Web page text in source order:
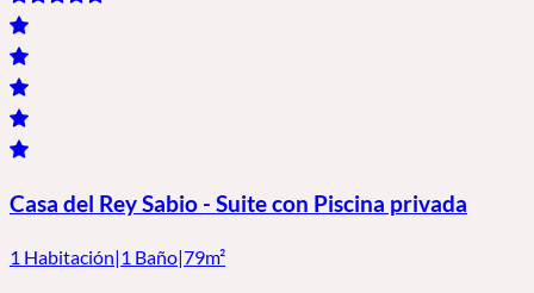
Casa del Rey Sabio - Suite con Piscina privada
1 Habitación|1 Baño|79m²